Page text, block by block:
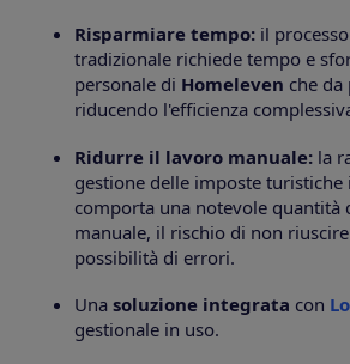
Risparmiare tempo: il
tradizionale richiede tempo e
personale di Homeleven che
riducendo l'efficienza
Ridurre il lavoro manuale: la
gestione delle imposte
comporta una notevole quantità
manuale, il rischio di non
possibilità di errori.
Una soluzione integrata con
gestionale in uso.